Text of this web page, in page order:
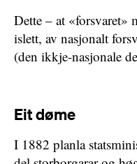
Dette – at «forsvaret»
islett, av nasjonalt
(den ikkje-nasjonale
Eit døme
I 1882 planla